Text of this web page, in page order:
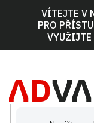
VÍTEJTE V
PRO
VYUŽIJTE